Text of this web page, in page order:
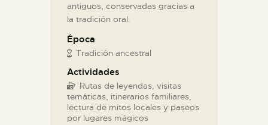
antiguos, conservadas gracias a
la tradición oral.
Época
Tradición ancestral
Actividades
Rutas de leyendas, visitas
temáticas, itinerarios familiares,
lectura de mitos locales y paseos
por lugares mágicos